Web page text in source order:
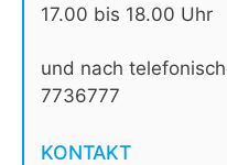
17.00 bis 18.00 Uhr
und nach
7736777
KONTAKT